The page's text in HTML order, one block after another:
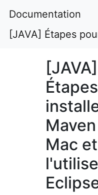
Documentation
[JAVA] Étapes
[JAVA]
Mac et